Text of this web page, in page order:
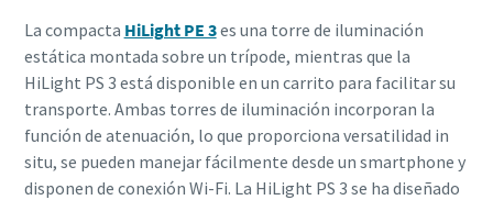
La compacta HiLight PE 3es una torre de iluminación
estática montada sobre un trípode, mientras que la
HiLight PS 3 está disponible en un carrito para facilitar su
transporte. Ambas torres de iluminación incorporan la
función de atenuación, lo que proporciona versatilidad in
situ, se pueden manejar fácilmente desde un smartphone y
disponen de conexión Wi-Fi. La HiLight PS 3 se ha diseñado